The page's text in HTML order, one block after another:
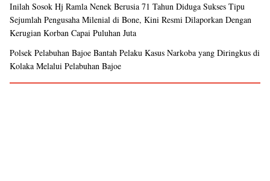
Inilah Sosok Hj Ramla Nenek Berusia 71 Tahun Diduga Sukses Tipu
Sejumlah Pengusaha Milenial di Bone, Kini Resmi Dilaporkan Dengan
Kerugian Korban Capai Puluhan Juta
Polsek Pelabuhan Bajoe Bantah Pelaku Kasus Narkoba yang Diringkus di
Kolaka Melalui Pelabuhan Bajoe